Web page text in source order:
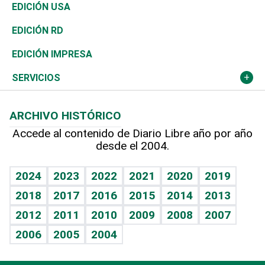
África
Ocenanía
Caribe
Resto del mundo
Vivienda
Telecom.
Global y variable
Economía personal
Buena Vida
Sociales
Novedades
Podcast Arte Libre
Hablando con el pediatra
Vida y familia
Eñe
Celebrando la vida
Sin complejos
Ciclismo
Tenis
Olimpismo
Más deportes
Línea de hit
TBT Deportivo
En Directo
El Espía
Noticiero Poteleche
Columnistas
Tecnología
Historia
Martes de tecnología
Cambio climático
Economía
Revista
Deportes
Opinión
Hecho en casa
Guía del dinero
EDICIÓN USA
EDICIÓN RD
EDICIÓN IMPRESA
SERVICIOS
Cumpleaños
Horóscopos
Crucigramas
ARCHIVO HISTÓRICO
Accede al contenido de Diario Libre año por año
desde el 2004.
2024 2023 2022 2021 2020
2019
2018
2017 2016 2015 2014
2013
2012
2011 2010 2009 2008
2007
2006
2005 2004